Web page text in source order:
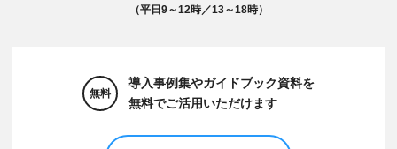
（平日9～12時／13～18時）
無料
導入事例集やガイドブック資料を
無料でご活用いただけます